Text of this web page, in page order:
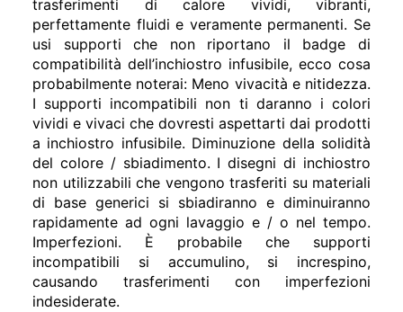
trasferimenti di calore vividi, vibranti,
perfettamente fluidi e veramente permanenti. Se
usi supporti che non riportano il badge di
compatibilità dell’inchiostro infusibile, ecco cosa
probabilmente noterai: Meno vivacità e nitidezza.
I supporti incompatibili non ti daranno i colori
vividi e vivaci che dovresti aspettarti dai prodotti
a inchiostro infusibile. Diminuzione della solidità
del colore / sbiadimento. I disegni di inchiostro
non utilizzabili che vengono trasferiti su materiali
di base generici si sbiadiranno e diminuiranno
rapidamente ad ogni lavaggio e / o nel tempo.
Imperfezioni. È probabile che supporti
incompatibili si accumulino, si increspino,
causando trasferimenti con imperfezioni
indesiderate.